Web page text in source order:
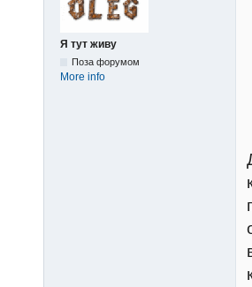
Я тут живу
Поза форумом
More info